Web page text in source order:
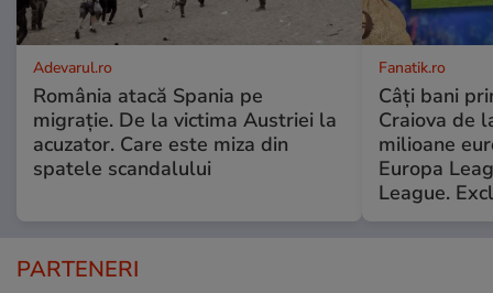
Adevarul.ro
România atacă Spania pe
migrație. De la victima Austriei la
acuzator. Care este miza din
spatele scandalului
Fanatik.ro
Câți bani
Craiova de
milioane
Europa
League.
PARTENERI